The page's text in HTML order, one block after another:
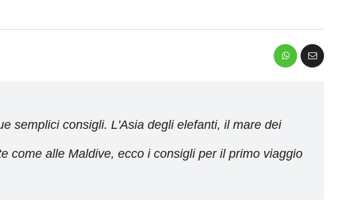
semplici consigli. L'Asia degli elefanti, il mare dei
come alle Maldive, ecco i consigli per il primo viaggio